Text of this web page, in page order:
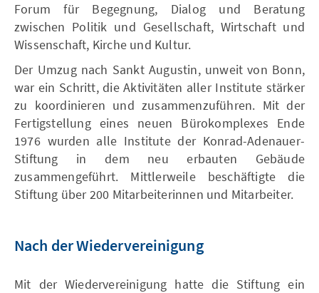
Forum für Begegnung, Dialog und Beratung
zwischen Politik und Gesellschaft, Wirtschaft und
Wissenschaft, Kirche und Kultur.
Der Umzug nach Sankt Augustin, unweit von Bonn,
war ein Schritt, die Aktivitäten aller Institute stärker
zu koordinieren und zusammenzuführen. Mit der
Fertigstellung eines neuen Bürokomplexes Ende
1976 wurden alle Institute der Konrad-Adenauer-
Stiftung in dem neu erbauten Gebäude
zusammengeführt. Mittlerweile beschäftigte die
Stiftung über 200 Mitarbeiterinnen und Mitarbeiter.
Nach der Wiedervereinigung
Mit der Wiedervereinigung hatte die Stiftung ein